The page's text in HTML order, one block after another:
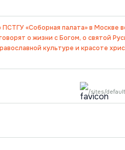
«Соборная палата» в Москве
о жизни с Богом, о святой
культуре и красоте
/sites/